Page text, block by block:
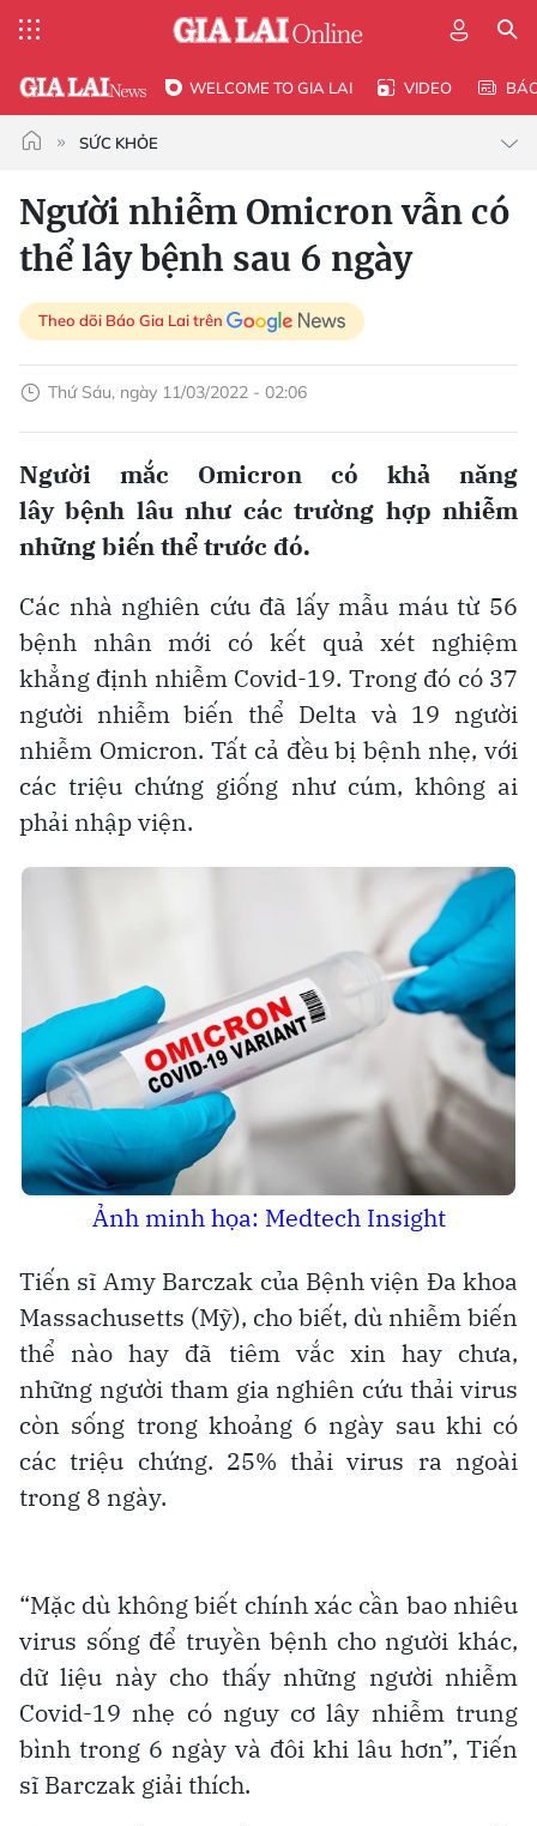
WELCOME TO GIA LAI VIDEO
SỨC KHỎE
Người nhiễm Omicron vẫn có
thể lây bệnh sau 6 ngày
Theo dõi Báo Gia Lai trên
Thứ Sáu, ngày 11/03/2022 - 02:06
Người mắc Omicron có khả năng
lây bệnh lâu như các trường hợp nhiễm
những biến thể trước đó.
Các nhà nghiên cứu đã lấy mẫu máu từ 56
bệnh nhân mới có kết quả xét nghiệm
khẳng định nhiễm Covid-19. Trong đó có 37
người nhiễm biến thể Delta và 19 người
nhiễm Omicron. Tất cả đều bị bệnh nhẹ, với
các triệu chứng giống như cúm, không ai
phải nhập viện.
Ảnh minh họa: Medtech Insight
Tiến sĩ Amy Barczak của Bệnh viện Đa khoa
Massachusetts (Mỹ), cho biết, dù nhiễm biến
thể nào hay đã tiêm vắc xin hay chưa,
những người tham gia nghiên cứu thải virus
còn sống trong khoảng 6 ngày sau khi có
các triệu chứng. 25% thải virus ra ngoài
trong 8 ngày.
“Mặc dù không biết chính xác cần bao nhiêu
virus sống để truyền bệnh cho người khác,
dữ liệu này cho thấy những người nhiễm
Covid-19 nhẹ có nguy cơ lây nhiễm trung
bình trong 6 ngày và đôi khi lâu hơn”, Tiến
sĩ Barczak giải thích.